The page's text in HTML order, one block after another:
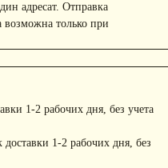
адресат. Отправка
возможна только при
1-2 рабочих дня, без учета
1-2 рабочих дня, без